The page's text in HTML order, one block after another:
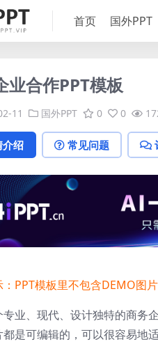
首页 国外PPT
业合作PPT模板
11 国外PPT 0 0
介绍 常见问题
PPT模板里不包含DEMO图片
业、现代、设计独特的商务
是可编辑的，可以很容易地